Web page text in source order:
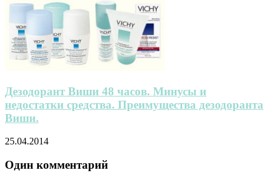
Дезодорант Виши 48 часов. Минусы и
недостатки средства. Преимущества дезодоранта
Виши.
25.04.2014
Один комментарий